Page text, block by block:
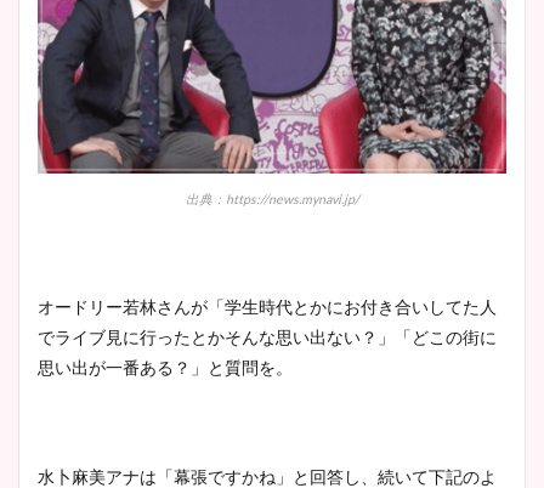
出典：https://news.mynavi.jp/
オードリー若林さんが「学生時代とかにお付き合いしてた人
でライブ見に行ったとかそんな思い出ない？」「どこの街に
思い出が一番ある？」と質問を。
水卜麻美アナは「幕張ですかね」と回答し、続いて下記のよ